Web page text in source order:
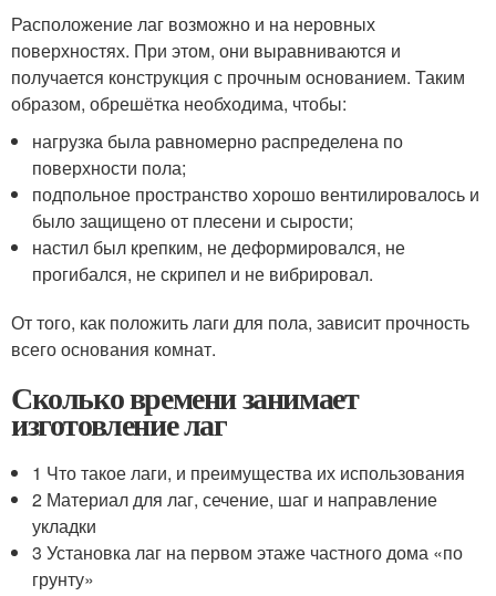
Расположение лаг возможно и на неровных
поверхностях. При этом, они выравниваются и
получается конструкция с прочным основанием. Таким
образом, обрешётка необходима, чтобы:
нагрузка была равномерно распределена по
поверхности пола;
подпольное пространство хорошо вентилировалось и
было защищено от плесени и сырости;
настил был крепким, не деформировался, не
прогибался, не скрипел и не вибрировал.
От того, как положить лаги для пола, зависит прочность
всего основания комнат.
Сколько времени занимает
изготовление лаг
1 Что такое лаги, и преимущества их использования
2 Материал для лаг, сечение, шаг и направление
укладки
3 Установка лаг на первом этаже частного дома «по
грунту»